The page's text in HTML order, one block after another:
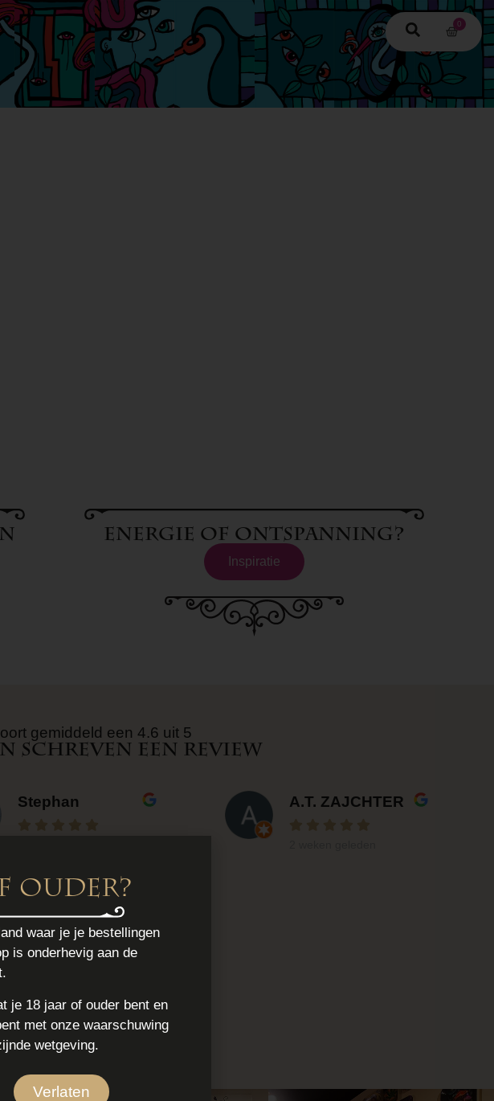
0
Energie of ontspanning?
Inspiratie
gemiddeld een 4.6 uit 5
schreven een review
Stephan A.T. ZAJCHTER
ouder?
waar je je bestellingen
is onderhevig aan de
je 18 jaar of ouder bent en
met onze waarschuwing
wetgeving.
Verlaten